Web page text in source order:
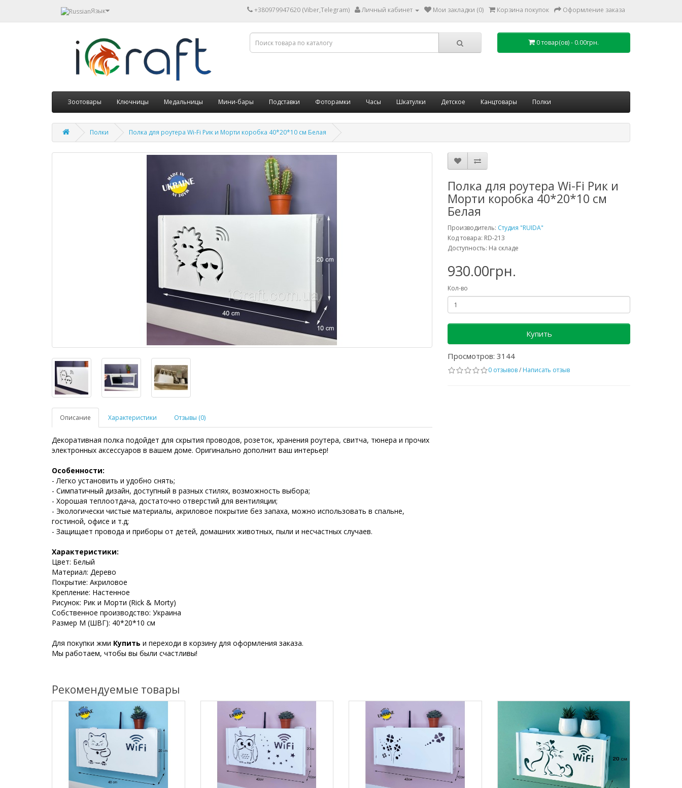
Язык +380979947620 (Viber,Telegram) Личный кабинет Мои закладки (0) Корзина покупок Оформление заказа
0 товар(ов) - 0.00грн.
Зоотовары Ключницы Медальницы Мини-бары Подставки Фоторамки Часы Шкатулки Детское Канцтовары Полки
Полки Полка для роутера Wi-Fi Рик и Морти коробка 40*20*10 см Белая
Описание Характеристики Отзывы (0)
Декоративная полка подойдет для скрытия проводов, розеток, хранения роутера, свитча, тюнера и прочих
электронных аксессуаров в вашем доме. Оригинально дополнит ваш интерьер!
Особенности:
- Легко установить и удобно снять;
- Симпатичный дизайн, доступный в разных стилях, возможность выбора;
- Хорошая теплоотдача, достаточно отверстий для вентиляции;
- Экологически чистые материалы, акриловое покрытие без запаха, можно использовать в спальне,
гостиной, офисе и т.д;
- Защищает провода и приборы от детей, домашних животных, пыли и несчастных случаев.
Характеристики:
Цвет: Белый
Материал: Дерево
Покрытие: Акриловое
Крепление: Настенное
Рисунок: Рик и Морти (Rick & Morty)
Собственное производство: Украина
Размер М (ШВГ): 40*20*10 см
Для покупки жми Купить и переходи в корзину для оформления заказа.
Мы работаем, чтобы вы были счастливы!
Полка для роутера Wi-Fi Рик и
Морти коробка 40*20*10 см
Белая
Производитель: Студия "RUIDA"
Код товара: RD-213
Доступность: На складе
930.00грн.
Кол-во
Купить
Просмотров: 3144
0 отзывов/ Написать отзыв
Рекомендуемые товары